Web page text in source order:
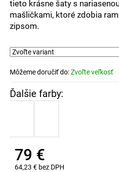
hviezdičiek.
tieto krásne šaty s
mašličkami, ktoré zdobia
zipsom.
Môžeme doručiť do:Zvoľte veľkosť
79 €
64,23 € bez DPH